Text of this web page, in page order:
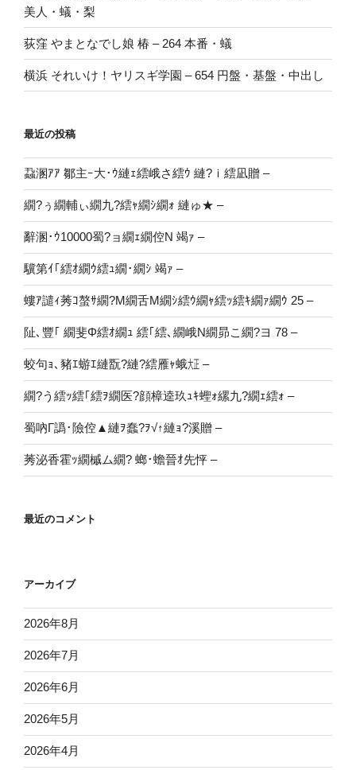
美人・蟻・梨
荻窪 やまとなでし娘 椿 – 264 本番・蟻
横浜 それいけ！ヤリスギ学園 – 654 円盤・基盤・中出し
最近の投稿
蝨溷ｱｱ 鄒主ｰ大･ｳ縺ｪ繧峨さ繧ｳ 縺?ｉ繧凪贈 –
繝?ぅ繝輔ぃ繝九?繧ｬ繝ｼ繝ｫ 縺ゅ★ –
辭溷･ｳ10000蜀?ョ繝ｪ繝倥Ν 竭ｧ –
驥第ｲ｢繧ｵ繝ｳ繧ｭ繝･繝ｼ 竭ｧ –
螻ｱ譴ｨ莠ｺ螯ｻ繝?Μ繝舌Μ繝ｼ繧ｳ繝ｬ繧ｯ繧ｷ繝ｧ繝ｳ 25 –
阯､豐｢ 繝斐Φ繧ｵ繝ｭ 繧｢繧､繝峨Ν繝昴こ繝?ヨ 78 –
蛟句ｮ､豬ｴ蝣ｴ縺翫?縺?繧雁ｬ蛾㍽ –
繝?う繧ｯ繧｢繧ｦ繝医?顔樟逵玖ｭｷ蟶ｫ縲九?繝ｪ繧ｫ –
蜀吶Γ譌･險倥▲縺ｦ蠢?ｦ√↑縺ｮ?溪贈 –
莠泌香霍ｯ繝槭ム繝? 螂･蟾晉ｵ先怦 –
最近のコメント
アーカイブ
2026年8月
2026年7月
2026年6月
2026年5月
2026年4月